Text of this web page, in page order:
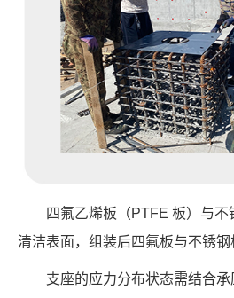
四氟乙烯板（PTFE 板）与
清洁表面，组装后四氟板与不锈
支座的应力分布状态需结合